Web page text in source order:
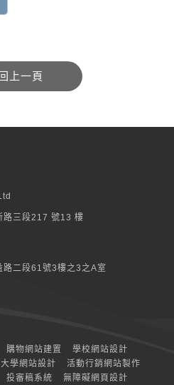
路三段217 號13 樓
路二段61號3樓之3之A室
購物網站建置
學校網站設計
大學網站設計
活動行銷網站製作
投審稿系統 無障礙網頁設計